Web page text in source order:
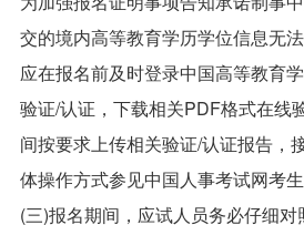
交的境内高等教育学历学位信息无
应在报名前及时登录中国高等教育
验证/认证，下载相关PDF格式在线
间按要求上传相关验证/认证报告，
体操作方式参见中国人事考试网考
(三)报名期间，应试人员务必仔细